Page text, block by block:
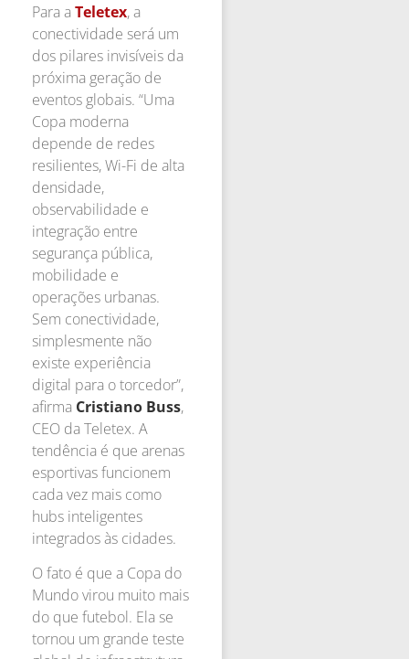
Para aTeletex, a
conectividade será um
dos pilares invisíveis da
próxima geração de
eventos globais. “Uma
Copa moderna
depende de redes
resilientes, Wi-Fi de alta
densidade,
observabilidade e
integração entre
segurança pública,
mobilidade e
operações urbanas.
Sem conectividade,
simplesmente não
existe experiência
digital para o torcedor”,
afirma Cristiano Buss,
CEO da Teletex. A
tendência é que arenas
esportivas funcionem
cada vez mais como
hubs inteligentes
integrados às cidades.
O fato é que a Copa do
Mundo virou muito mais
do que futebol. Ela se
tornou um grande teste